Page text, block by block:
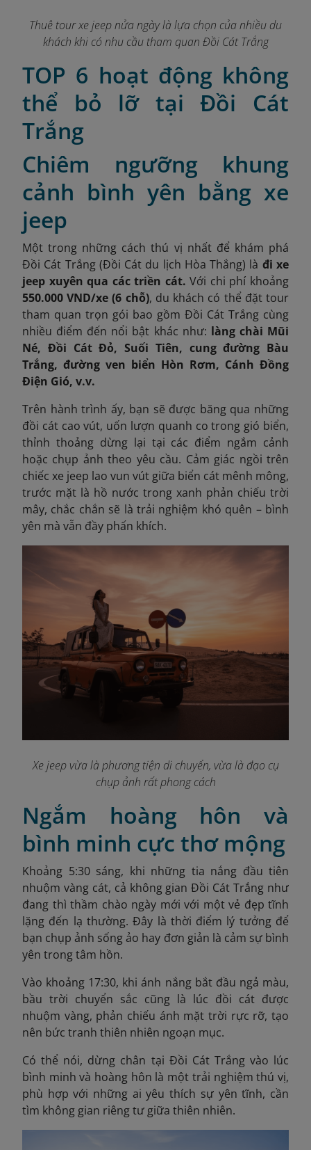
Thuê tour xe jeep nửa ngày là lựa chọn của nhiều du
khách khi có nhu cầu tham quan Đồi Cát Trắng
TOP 6 hoạt động không
thể bỏ lỡ tại Đồi Cát
Trắng
Chiêm ngưỡng khung
cảnh bình yên bằng xe
jeep
Một trong những cách thú vị nhất để khám phá
Đồi Cát Trắng (Đồi Cát du lịch Hòa Thắng) là đi xe
jeep xuyên qua các triền cát. Với chi phí khoảng
550.000 VND/xe (6 chỗ), du khách có thể đặt tour
tham quan trọn gói bao gồm Đồi Cát Trắng cùng
nhiều điểm đến nổi bật khác như: làng chài Mũi
Né, Đồi Cát Đỏ, Suối Tiên, cung đường Bàu
Trắng, đường ven biển Hòn Rơm, Cánh Đồng
Điện Gió, v.v.
Trên hành trình ấy, bạn sẽ được băng qua những
đồi cát cao vút, uốn lượn quanh co trong gió biển,
thỉnh thoảng dừng lại tại các điểm ngắm cảnh
hoặc chụp ảnh theo yêu cầu. Cảm giác ngồi trên
chiếc xe jeep lao vun vút giữa biển cát mênh mông,
trước mặt là hồ nước trong xanh phản chiếu trời
mây, chắc chắn sẽ là trải nghiệm khó quên – bình
yên mà vẫn đầy phấn khích.
Xe jeep vừa là phương tiện di chuyển, vừa là đạo cụ
chụp ảnh rất phong cách
Ngắm hoàng hôn và
bình minh cực thơ mộng
Khoảng 5:30 sáng, khi những tia nắng đầu tiên
nhuộm vàng cát, cả không gian Đồi Cát Trắng như
đang thì thầm chào ngày mới với một vẻ đẹp tĩnh
lặng đến lạ thường. Đây là thời điểm lý tưởng để
bạn chụp ảnh sống ảo hay đơn giản là cảm sự bình
yên trong tâm hồn.
Vào khoảng 17:30, khi ánh nắng bắt đầu ngả màu,
bầu trời chuyển sắc cũng là lúc đồi cát được
nhuộm vàng, phản chiếu ánh mặt trời rực rỡ, tạo
nên bức tranh thiên nhiên ngoạn mục.
Có thể nói, dừng chân tại Đồi Cát Trắng vào lúc
bình minh và hoàng hôn là một trải nghiệm thú vị,
phù hợp với những ai yêu thích sự yên tĩnh, cần
tìm không gian riêng tư giữa thiên nhiên.